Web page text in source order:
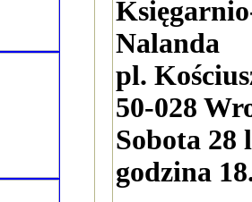
Nalanda
pl.
50-028
Sobota 28
godzina